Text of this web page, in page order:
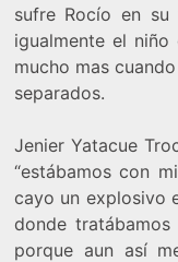
sufre Rocío en
igualmente el niño
mucho mas
separados.
Jenier Yatacue
“estábamos con
cayo un explosivo
donde
porque aun así